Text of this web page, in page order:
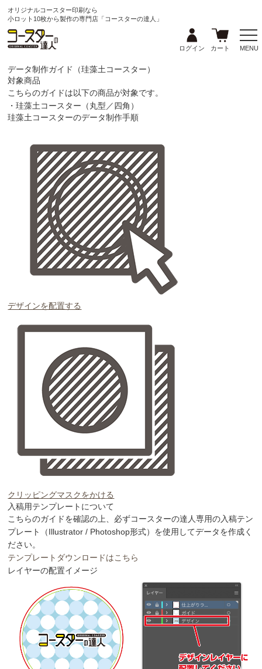
オリジナルコースター印刷なら
小ロット10枚から製作の専門店「コースターの達人」
ログイン カート MENU
データ制作ガイド（珪藻土コースター）
対象商品
こちらのガイドは以下の商品が対象です。
・珪藻土コースター（丸型／四角）
珪藻土コースターのデータ制作手順
デザインを配置する
クリッピングマスクをかける
入稿用テンプレートについて
こちらのガイドを確認の上、必ずコースターの達人専用の入稿テン
プレート（Illustrator / Photoshop形式）を使用してデータを作成く
ださい。
テンプレートダウンロードはこちら
レイヤーの配置イメージ